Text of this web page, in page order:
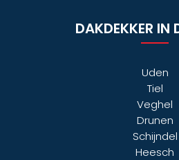
DAKDEKKER IN
Uden
Tiel
Veghel
Drunen
Schijndel
Heesch